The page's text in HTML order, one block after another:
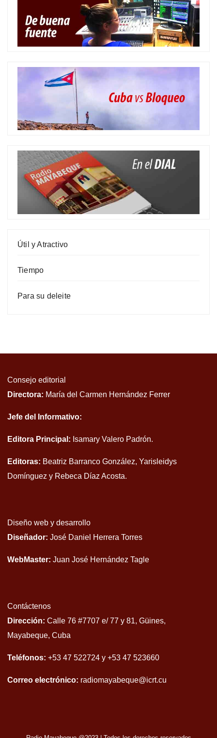
Útil y Atractivo
Tiempo
Para su deleite
Consejo editorial
Directora: María del Carmen Hernández Ferrer
Jefe del Informativo:
Editora Principal: Isamary Valero Padrón.
Editoras: Beatriz Barranco González, Yarisleidys
Domínguez y Rebeca Díaz Acosta.
Diseño web y desarrollo
Diseñador: José Daniel Herrera Torres
WebMaster: Juan José Hernández Tagle
Contáctenos
Dirección: Calle 76 #7707 e/ 77 y 81, Güines,
Mayabeque, Cuba
Teléfonos: +53 47 522724 y +53 47 523660
Correo electrónico: radiomayabeque@icrt.cu